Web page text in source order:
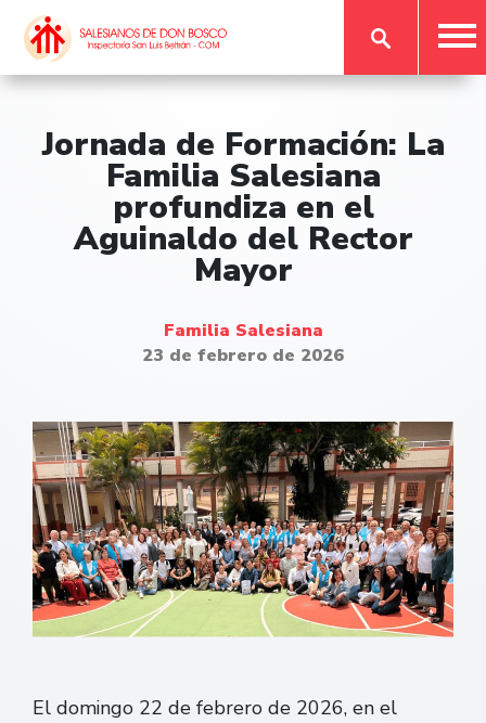
Jornada de Formación: La
Familia Salesiana
profundiza en el
Aguinaldo del Rector
Mayor
Familia Salesiana
23 de febrero de 2026
El domingo 22 de febrero de 2026, en el